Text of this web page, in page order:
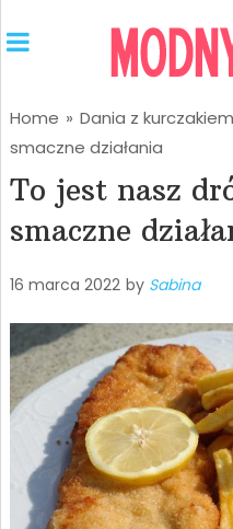
Home » Dania z kurczakiem
smaczne działania
To jest nasz
smaczne
16 marca 2022 by Sabina